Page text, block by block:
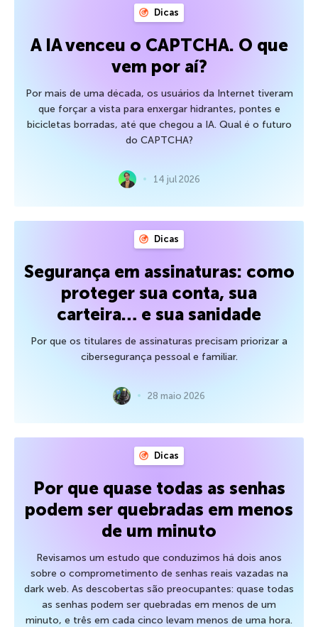
Dicas
A IA venceu o CAPTCHA. O que
vem por aí?
Por mais de uma década, os usuários da Internet tiveram
que forçar a vista para enxergar hidrantes, pontes e
bicicletas borradas, até que chegou a IA. Qual é o futuro
do CAPTCHA?
14 jul 2026
Dicas
Segurança em assinaturas: como
proteger sua conta, sua
carteira… e sua sanidade
Por que os titulares de assinaturas precisam priorizar a
cibersegurança pessoal e familiar.
28 maio 2026
Dicas
Por que quase todas as senhas
podem ser quebradas em menos
de um minuto
Revisamos um estudo que conduzimos há dois anos
sobre o comprometimento de senhas reais vazadas na
dark web. As descobertas são preocupantes: quase todas
as senhas podem ser quebradas em menos de um
minuto, e três em cada cinco levam menos de uma hora.